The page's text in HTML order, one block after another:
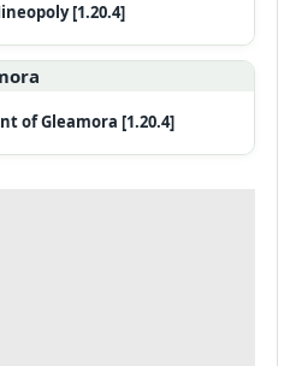
[1.20.4]
of Gleamora [1.20.4]